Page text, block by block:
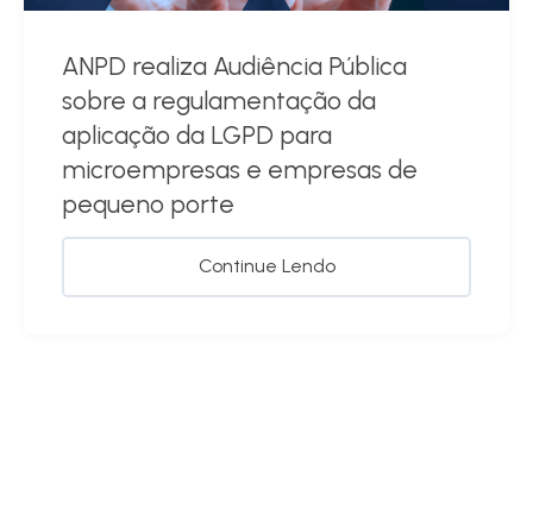
ANPD realiza Audiência Pública
sobre a regulamentação da
aplicação da LGPD para
microempresas e empresas de
pequeno porte
Continue Lendo